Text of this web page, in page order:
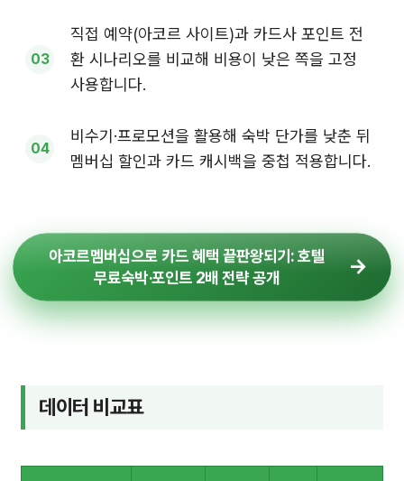
직접 예약(아코르 사이트)과 카드사 포인트 전
환 시나리오를 비교해 비용이 낮은 쪽을 고정
사용합니다.
비수기·프로모션을 활용해 숙박 단가를 낮춘 뒤
멤버십 할인과 카드 캐시백을 중첩 적용합니다.
아코르멤버십으로 카드 혜택 끝판왕되기: 호텔
무료숙박·포인트 2배 전략 공개
데이터 비교표